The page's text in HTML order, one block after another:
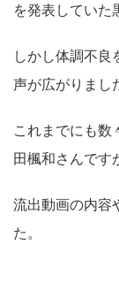
を発表していた
しかし体調不良
声が広がりまし
これまでにも数
田楓和さんです
流出動画の内容
た。